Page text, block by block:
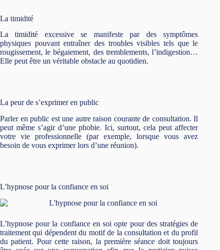
La timidité
La timidité excessive se manifeste par des symptômes
physiques pouvant entraîner des troubles visibles tels que le
rougissement, le bégaiement, des tremblements, l’indigestion…
Elle peut être un véritable obstacle au quotidien.
La peur de s’exprimer en public
Parler en public est une autre raison courante de consultation. Il
peut même s’agir d’une phobie. Ici, surtout, cela peut affecter
votre vie professionnelle (par exemple, lorsque vous avez
besoin de vous exprimer lors d’une réunion).
L’hypnose pour la confiance en soi
L’hypnose pour la confiance en soi opte pour des stratégies de
traitement qui dépendent du motif de la consultation et du profil
du patient. Pour cette raison, la première séance doit toujours